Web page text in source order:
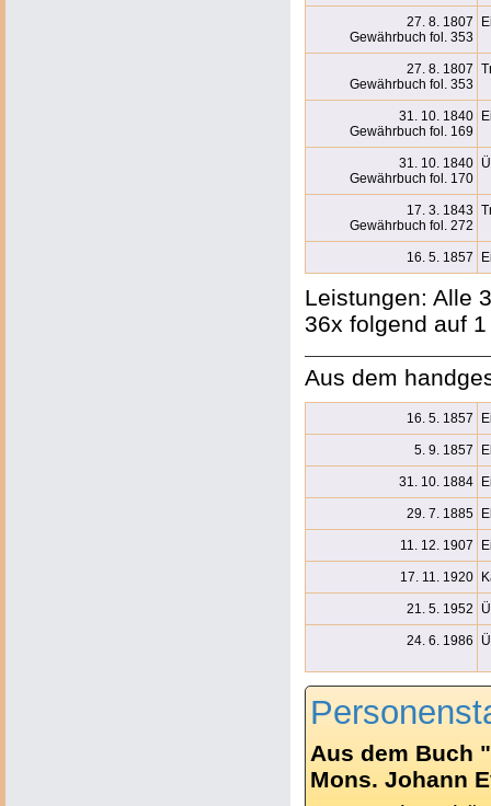
27. 8. 1807
Gewährbuch fol. 353
27. 8. 1807
Gewährbuch fol. 353
31. 10. 1840
Gewährbuch fol. 169
31. 10. 1840
Gewährbuch fol. 170
17. 3. 1843
Gewährbuch fol. 272
16. 5. 1857
Leistungen: Alle
36x folgend auf
Aus dem
16. 5. 1857
5. 9. 1857
31. 10. 1884
29. 7. 1885
11. 12. 1907
17. 11. 1920
21. 5. 1952
24. 6. 1986
Aus dem Buch
Mons. Johann